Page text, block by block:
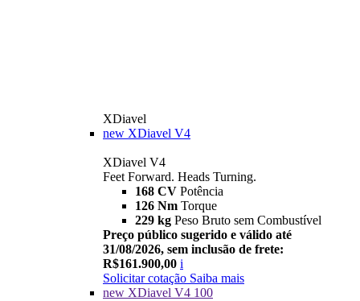
XDiavel
new XDiavel V4
XDiavel V4
Feet Forward. Heads Turning.
168 CV Potência
126 Nm Torque
229 kg Peso Bruto sem Combustível
Preço público sugerido e válido até
31/08/2026, sem inclusão de frete:
R$161.900,00 i
Solicitar cotação Saiba mais
new XDiavel V4 100